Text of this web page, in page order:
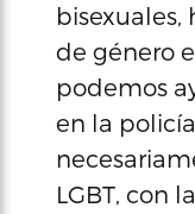
de género
podemos
en la
LGBT, con